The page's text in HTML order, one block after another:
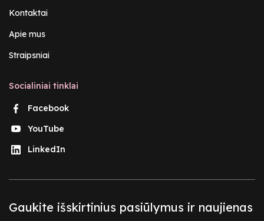
Kontaktai
Apie mus
Straipsniai
Socialiniai tinklai
Facebook
YouTube
LinkedIn
Gaukite išskirtinius pasiūlymus ir naujienas